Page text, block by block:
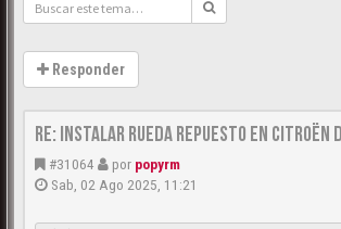
Responder
Re: Instalar Rueda Repuesto en Citroën
#31064 por popyrm
Sab, 02 Ago 2025, 11:21